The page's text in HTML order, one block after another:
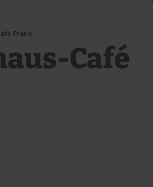
Frank
Café